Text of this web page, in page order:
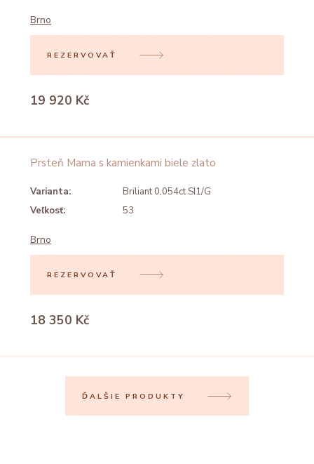
Brno
REZERVOVAŤ
19 920 Kč
Prsteň Mama s kamienkami biele zlato
Varianta:
Briliant 0,054ct SI1/G
Veľkosť:
53
Brno
REZERVOVAŤ
18 350 Kč
ĎALŠIE PRODUKTY